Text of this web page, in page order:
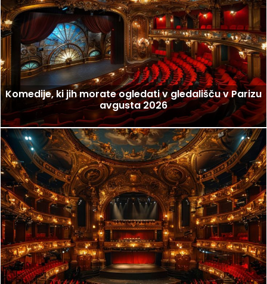
Komedije, ki jih morate ogledati v gledališču v Parizu
avgusta 2026